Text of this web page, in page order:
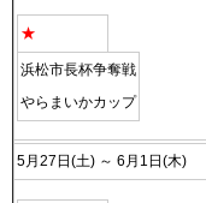
★
浜松市長杯争奪戦
やらまいかカップ
5月27日(土) ～ 6月1日(木)